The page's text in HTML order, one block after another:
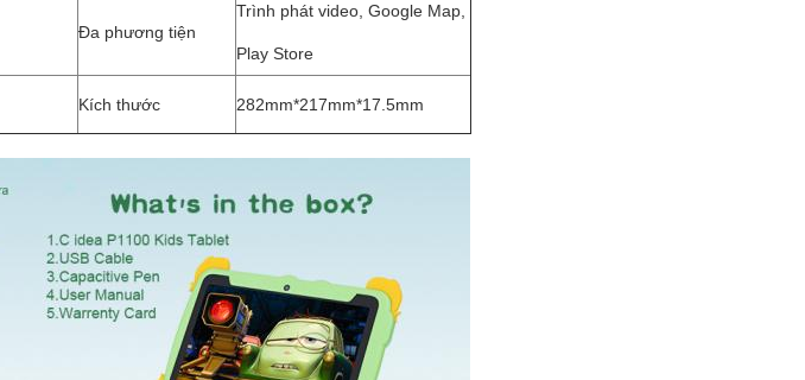
Đa phương tiện
Trình phát video, Google Map,
Play Store
Kích thước 282mm*217mm*17.5mm